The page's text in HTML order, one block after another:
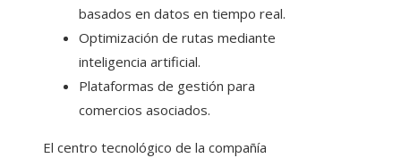
basados en datos en tiempo real.
Optimización de rutas mediante
inteligencia artificial.
Plataformas de gestión para
comercios asociados.
El centro tecnológico de la compañía